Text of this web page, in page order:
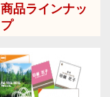
商品ラインナッ
プ